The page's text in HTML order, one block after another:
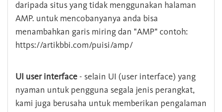
daripada situs yang tidak menggunakan halaman
AMP. untuk mencobanyanya anda bisa
menambahkan garis miring dan "AMP" contoh:
https://artikbbi.com/puisi/amp/
UI user interface - selain UI (user interface) yang
nyaman untuk pengguna segala jenis perangkat,
kami juga berusaha untuk memberikan pengalaman